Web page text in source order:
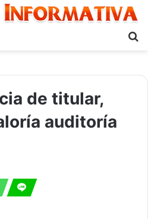
de titular,
auditoría